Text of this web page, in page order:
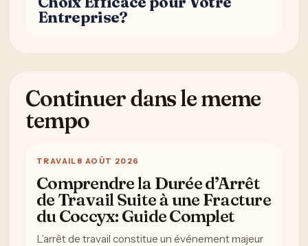
Entreprise?
Continuer dans le meme
tempo
TRAVAIL 8 AOÛT 2026
Comprendre la Durée d’Arrêt
de Travail Suite à une Fracture
du Coccyx: Guide Complet
L’arrêt de travail constitue un événement majeur